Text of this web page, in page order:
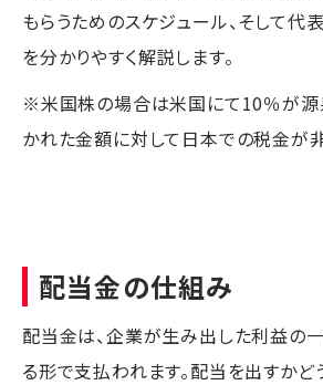
もらうためのスケジュール、そして代
を分かりやすく解説します。
※米国株の場合は米国にて10％が源
かれた金額に対して日本での税金が
配当金の仕組み
配当金は、企業が生み出した利益の
る形で支払われます。配当を出すかど